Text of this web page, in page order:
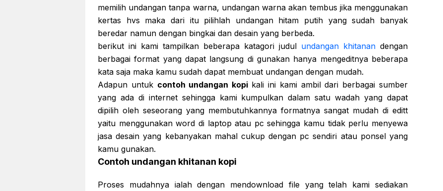
memilih undangan tanpa warna, undangan warna akan tembus jika menggunakan
kertas hvs maka dari itu pilihlah undangan hitam putih yang sudah banyak
beredar namun dengan bingkai dan desain yang berbeda.
berikut ini kami tampilkan beberapa katagori judul undangan khitanan dengan
berbagai format yang dapat langsung di gunakan hanya mengeditnya beberapa
kata saja maka kamu sudah dapat membuat undangan dengan mudah.
Adapun untuk contoh undangan kopi kali ini kami ambil dari berbagai sumber
yang ada di internet sehingga kami kumpulkan dalam satu wadah yang dapat
dipilih oleh seseorang yang membutuhkannya formatnya sangat mudah di editt
yaitu menggunakan word di laptop atau pc sehingga kamu tidak perlu menyewa
jasa desain yang kebanyakan mahal cukup dengan pc sendiri atau ponsel yang
kamu gunakan.
Contoh undangan khitanan kopi
Proses mudahnya ialah dengan mendownload file yang telah kami sediakan